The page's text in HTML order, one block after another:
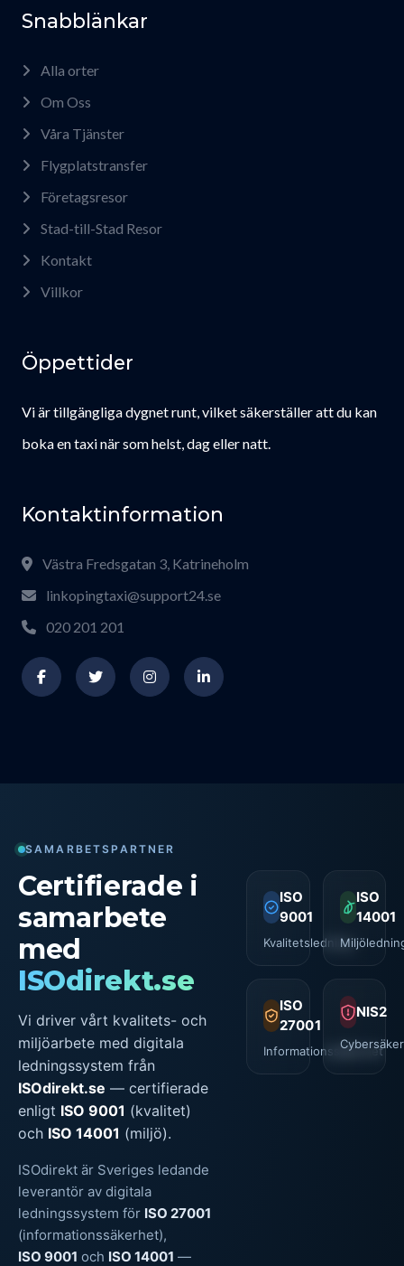
Snabblänkar
Alla orter
Om Oss
Våra Tjänster
Flygplatstransfer
Företagsresor
Stad-till-Stad Resor
Kontakt
Villkor
Öppettider
Vi är tillgängliga dygnet runt, vilket säkerställer att du kan
boka en taxi när som helst, dag eller natt.
Kontaktinformation
Västra Fredsgatan 3, Katrineholm
linkopingtaxi@support24.se
020 201 201
SAMARBETSPARTNER
Certifierade i
samarbete
med
ISOdirekt.se
Vi driver vårt kvalitets- och
miljöarbete med digitala
ledningssystem från
ISOdirekt.se — certifierade
enligt ISO 9001 (kvalitet)
och ISO 14001 (miljö).
ISOdirekt är Sveriges ledande
leverantör av digitala
ledningssystem för ISO 27001
(informationssäkerhet),
ISO 9001 och ISO 14001 —
ISO
9001
Kvalitetsledning
ISO
14001
ISO
27001
Informationssäkerhet
NIS2